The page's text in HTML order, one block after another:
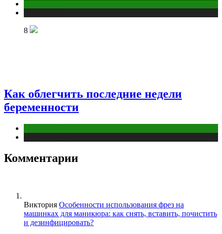
8
Как облегчить последние недели
беременности
Комментарии
Виктория Особенности использования фрез на
машинках для маникюра: как снять, вставить, почистить
и дезинфицировать?